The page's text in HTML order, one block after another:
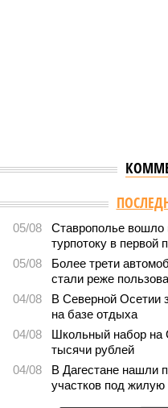
05/08
Ставрополье вошло
турпотоку в первой
05/08
Более трети
стали реже
04/08
В Северной Осетии
на базе отдыха
04/08
Школьный набор на
тысячи рублей
04/08
В Дагестане нашли
участков под жилую